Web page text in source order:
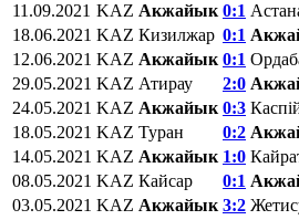
11.09.2021 KAZ Акжайык 0:1
18.06.2021 KAZ Кизилжар 0:1
12.06.2021 KAZ Акжайык 0:1
29.05.2021 KAZ Атирау 2:0
24.05.2021 KAZ Акжайык 0:3
18.05.2021 KAZ Туран 0:2
14.05.2021 KAZ Акжайык 1:0
08.05.2021 KAZ Кайсар 0:1
03.05.2021 KAZ Акжайык 3:2